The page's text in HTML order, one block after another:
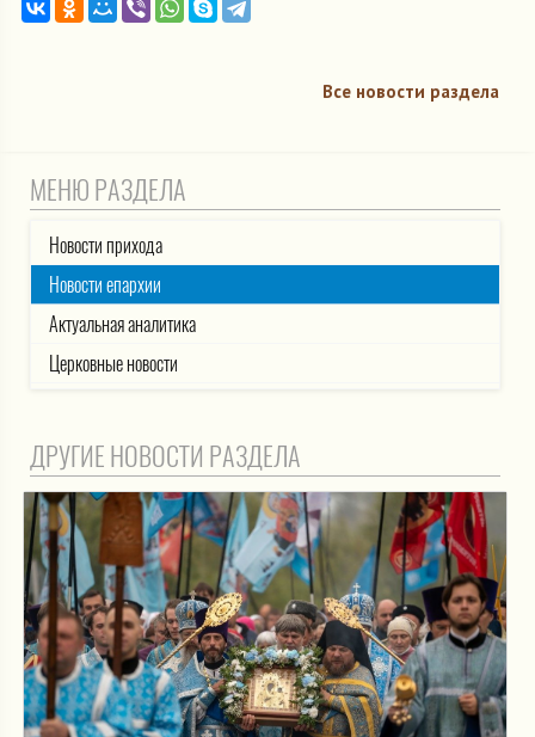
Все новости раздела
МЕНЮ РАЗДЕЛА
Новости прихода
Новости епархии
Актуальная аналитика
Церковные новости
ДРУГИЕ НОВОСТИ РАЗДЕЛА